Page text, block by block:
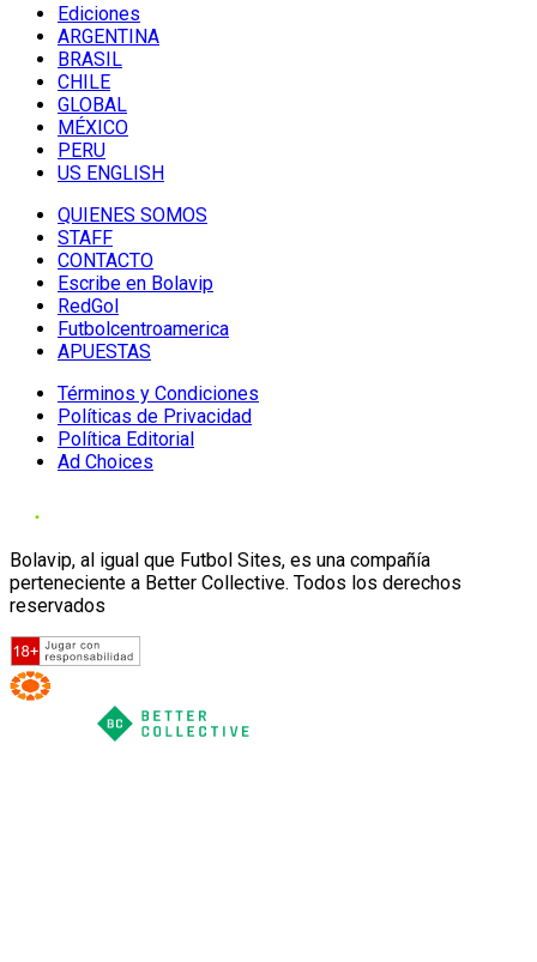
Ediciones
ARGENTINA
BRASIL
CHILE
GLOBAL
MÉXICO
PERU
US ENGLISH
QUIENES SOMOS
STAFF
CONTACTO
Escribe en Bolavip
RedGol
Futbolcentroamerica
APUESTAS
Términos y Condiciones
Políticas de Privacidad
Política Editorial
Ad Choices
Bolavip, al igual que Futbol Sites, es una compañía
perteneciente a Better Collective. Todos los derechos
reservados